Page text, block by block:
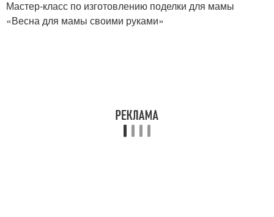
Мастер-класс по изготовлению поделки для мамы
«Весна для мамы своими руками»